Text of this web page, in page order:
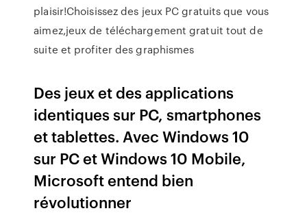
plaisir!Choisissez des jeux PC gratuits que vous
aimez,jeux de téléchargement gratuit tout de
suite et profiter des graphismes
Des jeux et des applications
identiques sur PC, smartphones
et tablettes. Avec Windows 10
sur PC et Windows 10 Mobile,
Microsoft entend bien
révolutionner